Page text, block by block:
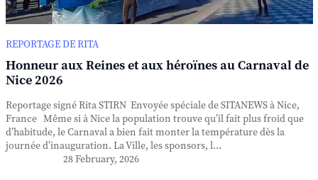
REPORTAGE DE RITA
Honneur aux Reines et aux héroïnes au Carnaval de
Nice 2026
Reportage signé Rita STIRN Envoyée spéciale de SITANEWS à Nice,
France Même si à Nice la population trouve qu’il fait plus froid que
d’habitude, le Carnaval a bien fait monter la température dès la
journée d’inauguration. La Ville, les sponsors, l...
28 February, 2026